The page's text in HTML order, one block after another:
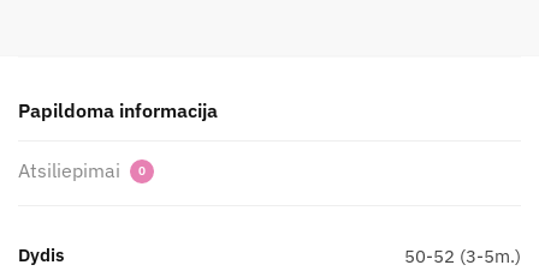
Papildoma informacija
Atsiliepimai 0
Dydis 50-52 (3-5m.)